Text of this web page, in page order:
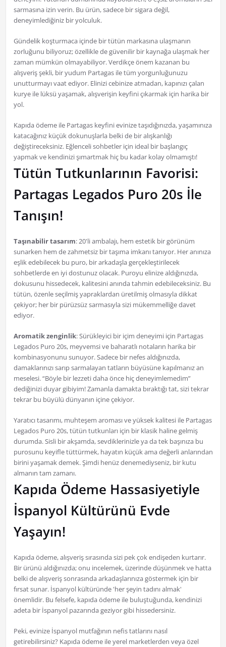
sarmasına izin verin. Bu ürün, sadece bir sigara değil,
deneyimlediğiniz bir yolculuk.
Gündelik koşturmaca içinde bir tütün markasına ulaşmanın
zorluğunu biliyoruz; özellikle de güvenilir bir kaynağa ulaşmak her
zaman mümkün olmayabiliyor. Verdikçe önem kazanan bu
alışveriş şekli, bir yudum Partagas ile tüm yorgunluğunuzu
unutturmayı vaat ediyor. Elinizi cebinize atmadan, kapınızı çalan
kurye ile lüksü yaşamak, alışverişin keyfini çıkarmak için harika bir
yol.
Kapıda ödeme ile Partagas keyfini evinize taşıdığınızda, yaşamınıza
katacağınız küçük dokunuşlarla belki de bir alışkanlığı
değiştireceksiniz. Eğlenceli sohbetler için ideal bir başlangıç
yapmak ve kendinizi şımartmak hiç bu kadar kolay olmamıştı!
Tütün Tutkunlarının Favorisi:
Partagas Legados Puro 20s İle
Tanışın!
Taşınabilir tasarım: 20'li ambalajı, hem estetik bir görünüm
sunarken hem de zahmetsiz bir taşıma imkanı tanıyor. Her anınıza
eşlik edebilecek bu puro, bir arkadaşla gerçekleştirilecek
sohbetlerde en iyi dostunuz olacak. Puroyu elinize aldığınızda,
dokusunu hissedecek, kalitesini anında tahmin edebileceksiniz. Bu
tütün, özenle seçilmiş yapraklardan üretilmiş olmasıyla dikkat
çekiyor; her bir pürüzsüz sarmasıyla sizi mükemmelliğe davet
ediyor.
Aromatik zenginlik: Sürükleyici bir içim deneyimi için Partagas
Legados Puro 20s, meyvemsi ve baharatlı notaların harika bir
kombinasyonunu sunuyor. Sadece bir nefes aldığınızda,
damaklarınızı sarıp sarmalayan tatların büyüsüne kapılmanız an
meselesi. “Böyle bir lezzeti daha önce hiç deneyimlemedim”
dediğinizi duyar gibiyim! Zamanla damakta bıraktığı tat, sizi tekrar
tekrar bu büyülü dünyanın içine çekiyor.
Yaratıcı tasarımı, muhteşem aroması ve yüksek kalitesi ile Partagas
Legados Puro 20s, tütün tutkunları için bir klasik haline gelmiş
durumda. Sisli bir akşamda, sevdiklerinizle ya da tek başınıza bu
purosunu keyifle tüttürmek, hayatın küçük ama değerli anlarından
birini yaşamak demek. Şimdi henüz denemediyseniz, bir kutu
almanın tam zamanı.
Kapıda Ödeme Hassasiyetiyle
İspanyol Kültürünü Evde
Yaşayın!
Kapıda ödeme, alışveriş sırasında sizi pek çok endişeden kurtarır.
Bir ürünü aldığınızda; onu incelemek, üzerinde düşünmek ve hatta
belki de alışveriş sonrasında arkadaşlarınıza göstermek için bir
fırsat sunar. İspanyol kültüründe 'her şeyin tadını almak'
önemlidir. Bu felsefe, kapıda ödeme ile buluştuğunda, kendinizi
adeta bir İspanyol pazarında geziyor gibi hissedersiniz.
Peki, evinize İspanyol mutfağının nefis tatlarını nasıl
getirebilirsiniz? Kapıda ödeme ile yerel marketlerden veya özel